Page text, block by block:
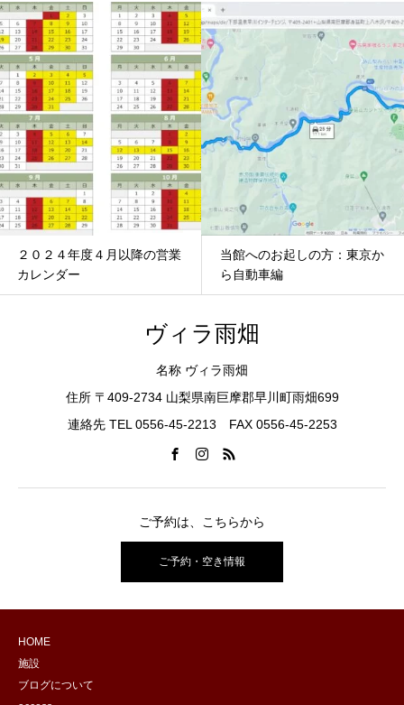
２０２４年度４月以降の営業
カレンダー
当館へのお起しの方：東京か
ら自動車編
ヴィラ雨畑
名称 ヴィラ雨畑
住所 〒409-2734 山梨県南巨摩郡早川町雨畑699
連絡先 TEL 0556-45-2213 FAX 0556-45-2253
ご予約は、こちらから
ご予約・空き情報
HOME
施設
ブログについて